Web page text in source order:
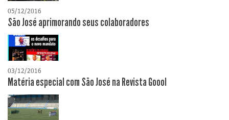
05/12/2016
São José aprimorando seus colaboradores
03/12/2016
Matéria especial com São José na Revista Goool